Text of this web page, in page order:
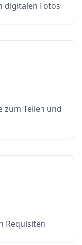
digitalen Fotos
zum Teilen und
Requisiten